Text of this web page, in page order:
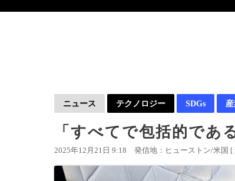
ニュース テクノロジー SDGs
「すべてで包括的であ
2025年12月21日 9:18 発信地：ヒューストン/米国 [